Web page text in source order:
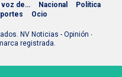
voz de… Nacional
Política
Ocio
NV Noticias - Opinión ∙
registrada.